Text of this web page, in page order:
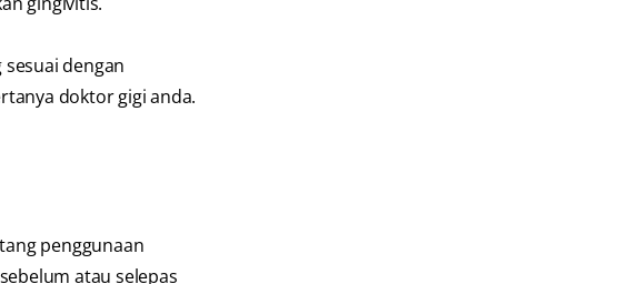
dengan
doktor gigi anda.
penggunaan
atau selepas